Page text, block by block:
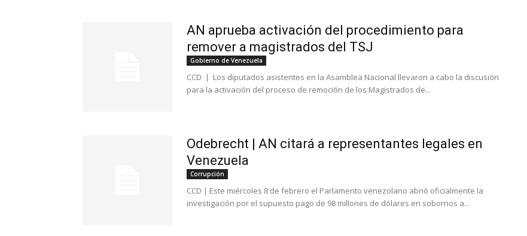
AN aprueba activación del procedimiento para
remover a magistrados del TSJ
Gobierno de Venezuela
CCD | Los diputados asistentes en la Asamblea Nacional llevaron a cabo la discusión
para la activación del proceso de remoción de los Magistrados de...
Odebrecht | AN citará a representantes legales en
Venezuela
Corrupción
CCD | Este miércoles 8 de febrero el Parlamento venezolano abrió oficialmente la
investigación por el supuesto pago de 98 millones de dólares en sobornos a...